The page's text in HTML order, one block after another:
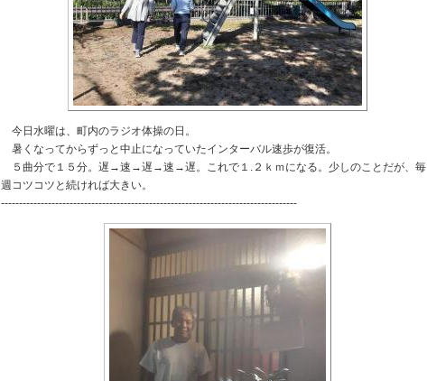
今日水曜は、町内のラジオ体操の日。
暑くなってからずっと中止になっていたインターバル速歩が復活。
５曲分で１５分。遅→速→遅→速→遅。これで１.２ｋｍになる。少しのことだが、毎
週コツコツと続ければ大きい。
----------------------------------------------------------------------------------